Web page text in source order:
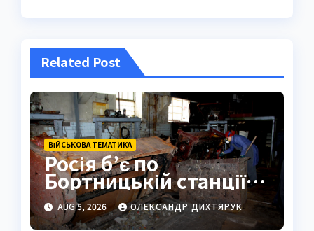
Related Post
ВІЙСЬКОВА ТЕМАТИКА
Росія б’є по
Бортницькій станції:
експерт попередив
про катастрофу
AUG 5, 2026 ОЛЕКСАНДР ДИХТЯРУК